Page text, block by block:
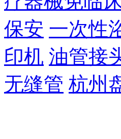
保安 一次性
印机 油管接
无缝管 杭州